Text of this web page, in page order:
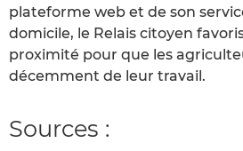
plateforme web et de son
domicile, le Relais citoyen
proximité pour que les
décemment de leur travail.
Sources :